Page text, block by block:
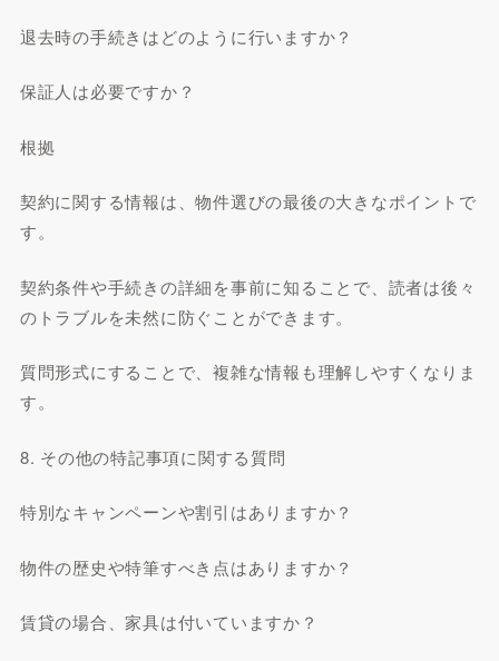
退去時の手続きはどのように行いますか？
保証人は必要ですか？
根拠
契約に関する情報は、物件選びの最後の大きなポイントで
す。
契約条件や手続きの詳細を事前に知ることで、読者は後々
のトラブルを未然に防ぐことができます。
質問形式にすることで、複雑な情報も理解しやすくなりま
す。
8. その他の特記事項に関する質問
特別なキャンペーンや割引はありますか？
物件の歴史や特筆すべき点はありますか？
賃貸の場合、家具は付いていますか？